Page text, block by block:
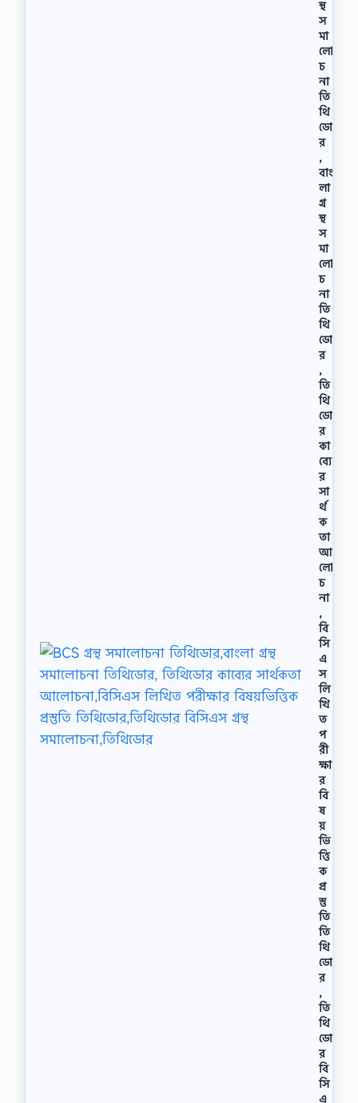
ন্থ
স
মা
লো
চ
না
তি
থি
ডো
র
,
বাং
লা
গ্র
ন্থ
স
মা
লো
চ
না
তি
থি
ডো
র
,
তি
থি
ডো
র
কা
ব্যে
র
সা
র্থ
ক
তা
আ
লো
চ
না
,
বি
সি
এ
স
লি
খি
ত
প
রী
ক্ষা
র
বি
ষ
য়
ভি
ত্তি
ক
প্র
স্তু
তি
তি
থি
ডো
র
,
তি
থি
ডো
র
বি
সি
এ